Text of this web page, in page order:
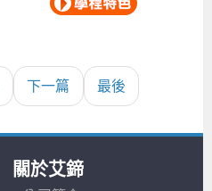
下一篇 最後
關於艾鍗